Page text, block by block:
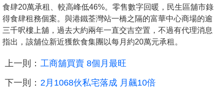
食肆20萬承租、較高峰低46%。零售數字回暖，民生區舖市錄
得食肆租務個案。與港鐵荃灣站一橋之隔的富華中心商場的逾
三千呎樓上舖，過去大約兩年一直交吉空置，不過有代理消息
指出，該舖位新近獲飲食集團以每月約20萬元承租。
上一則： 工商舖買賣 8個月最旺
下一則： 2月1068伙私宅落成 月飆10倍